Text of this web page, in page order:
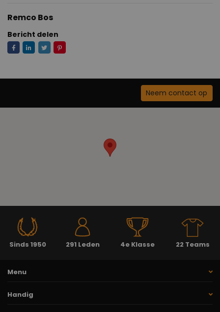
Remco Bos
Bericht delen
Neem contact op
Sinds 1950 291 Leden 4e Klasse 22 Teams
Menu
Handig